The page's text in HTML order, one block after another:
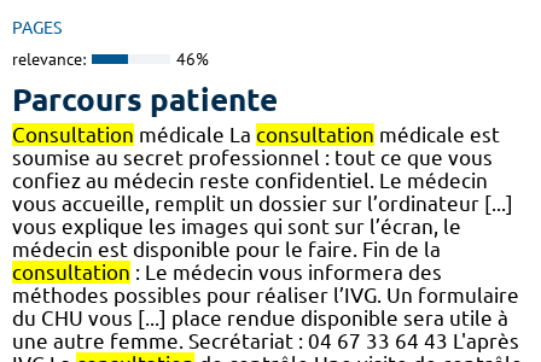
PAGES
relevance: 46%
Parcours patiente
Consultation médicale La consultation médicale est
soumise au secret professionnel : tout ce que vous
confiez au médecin reste confidentiel. Le médecin
vous accueille, remplit un dossier sur l’ordinateur [...]
vous explique les images qui sont sur l’écran, le
médecin est disponible pour le faire. Fin de la
consultation : Le médecin vous informera des
méthodes possibles pour réaliser l’IVG. Un formulaire
du CHU vous [...] place rendue disponible sera utile à
une autre femme. Secrétariat : 04 67 33 64 43 L'après